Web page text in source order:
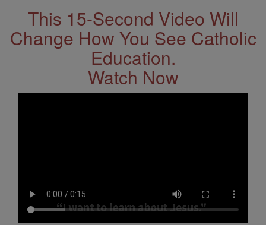
This 15-Second Video Will
Change How You See Catholic
Education.
Watch Now